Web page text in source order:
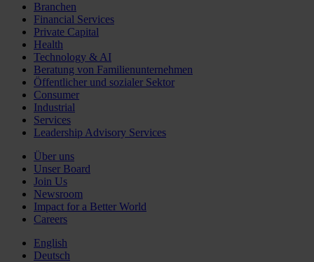
Branchen
Financial Services
Private Capital
Health
Technology & AI
Beratung von Familienunternehmen
Öffentlicher und sozialer Sektor
Consumer
Industrial
Services
Leadership Advisory Services
Über uns
Unser Board
Join Us
Newsroom
Impact for a Better World
Careers
English
Deutsch